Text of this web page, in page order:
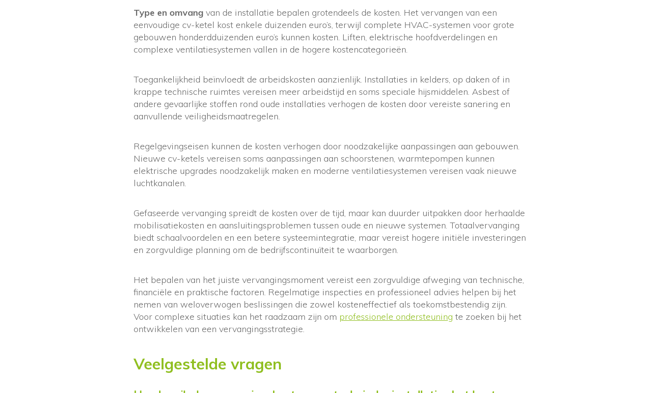
Type en omvang van de installatie bepalen grotendeels de kosten. Het vervangen van een
eenvoudige cv-ketel kost enkele duizenden euro’s, terwijl complete HVAC-systemen voor grote
gebouwen honderdduizenden euro’s kunnen kosten. Liften, elektrische hoofdverdelingen en
complexe ventilatiesystemen vallen in de hogere kostencategorieën.
Toegankelijkheid beïnvloedt de arbeidskosten aanzienlijk. Installaties in kelders, op daken of in
krappe technische ruimtes vereisen meer arbeidstijd en soms speciale hijsmiddelen. Asbest of
andere gevaarlijke stoffen rond oude installaties verhogen de kosten door vereiste sanering en
aanvullende veiligheidsmaatregelen.
Regelgevingseisen kunnen de kosten verhogen door noodzakelijke aanpassingen aan gebouwen.
Nieuwe cv-ketels vereisen soms aanpassingen aan schoorstenen, warmtepompen kunnen
elektrische upgrades noodzakelijk maken en moderne ventilatiesystemen vereisen vaak nieuwe
luchtkanalen.
Gefaseerde vervanging spreidt de kosten over de tijd, maar kan duurder uitpakken door herhaalde
mobilisatiekosten en aansluitingsproblemen tussen oude en nieuwe systemen. Totaalvervanging
biedt schaalvoordelen en een betere systeemintegratie, maar vereist hogere initiële investeringen
en zorgvuldige planning om de bedrijfscontinuïteit te waarborgen.
Het bepalen van het juiste vervangingsmoment vereist een zorgvuldige afweging van technische,
financiële en praktische factoren. Regelmatige inspecties en professioneel advies helpen bij het
nemen van weloverwogen beslissingen die zowel kosteneffectief als toekomstbestendig zijn.
Voor complexe situaties kan het raadzaam zijn om professionele ondersteuning te zoeken bij het
ontwikkelen van een vervangingsstrategie.
Veelgestelde vragen